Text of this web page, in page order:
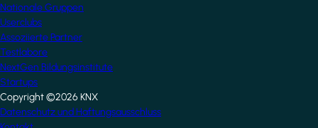
Nationale Gruppen
Userclubs
Assoziierte Partner
Testlabore
NextGen Bildungsinstitute
Startups
Copyright ©2026 KNX
Datenschutz und Haftungsausschluss